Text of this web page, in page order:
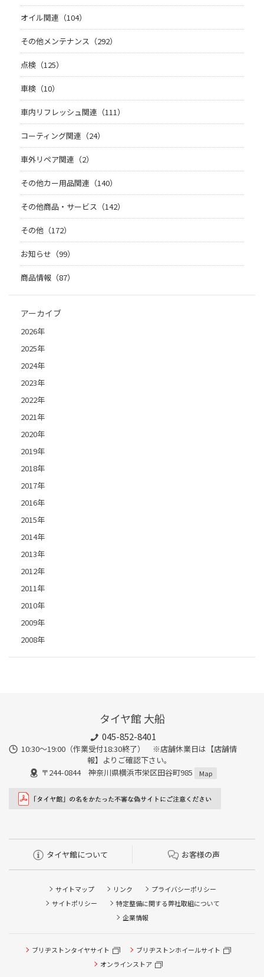
オイル関連（104）
その他メンテナンス（292）
点検（125）
車検（10）
車内リフレッシュ関連（111）
コーティング関連（24）
車外リペア関連（2）
その他カー用品関連（140）
その他商品・サービス（142）
その他（172）
お知らせ（99）
商品情報（87）
アーカイブ
2026年
2025年
2024年
2023年
2022年
2021年
2020年
2019年
2018年
2017年
2016年
2015年
2014年
2013年
2012年
2011年
2010年
2009年
2008年
タイヤ館 大船
045-852-8401
10:30～19:00（作業受付18:30終了） ※店舗休業日は【店舗情
報】よりご確認下さい。
〒244-0844 神奈川県横浜市栄区田谷町985
Map
タイヤ館について お客様の声
サイトマップ リンク
プライバシーポリシー
サイトポリシー
特定整備に関する弊社取組について
企業情報
ブリヂストンタイヤサイト
ブリヂストンホイールサイト
オンラインストア
タイヤ点検・安全点検/タイヤ履き替え/オイル交換/その他
ピット作業の予約